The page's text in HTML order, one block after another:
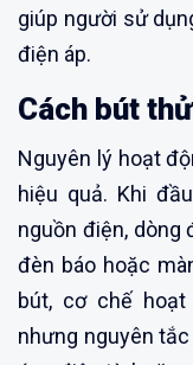
giúp người sử
điện áp.
Cách bút
Nguyên lý hoạt
hiệu quả. Khi
nguồn điện, dòng
đèn báo hoặc
bút, cơ chế
nhưng nguyên